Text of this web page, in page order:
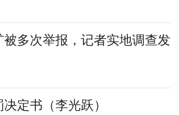
多次举报，记者实地调查发
定书（李光跃）